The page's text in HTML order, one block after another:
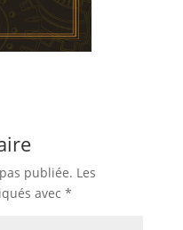
publiée. Les
avec *